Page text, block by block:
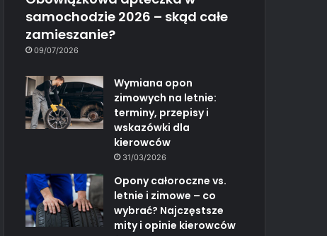
samochodzie 2026 – skąd całe
zamieszanie?
09/07/2026
Wymiana opon
zimowych na letnie:
terminy, przepisy i
wskazówki dla
kierowców
31/03/2026
Opony całoroczne vs.
letnie i zimowe – co
wybrać? Najczęstsze
mity i opinie kierowców